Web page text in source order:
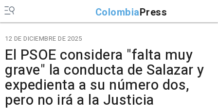
ColombiaPress
12 DE DICIEMBRE DE 2025
El PSOE considera "falta muy
grave" la conducta de Salazar y
expedienta a su número dos,
pero no irá a la Justicia